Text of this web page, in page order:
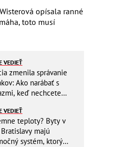
opísala ranné
toto musí
VEDIEŤ
zmenila správanie
Ako narábať s
keď nechcete
VEDIEŤ
teploty? Byty v
majú
systém, ktorý